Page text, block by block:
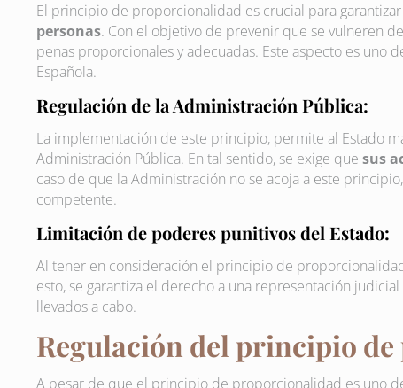
El principio de proporcionalidad es crucial para
personas. Con el objetivo de prevenir que se vulneren
penas proporcionales y adecuadas. Este aspecto es uno
Española.
Regulación de la Administración Pública:
La implementación de este principio, permite al Estado
Administración Pública. En tal sentido, se exige que sus
caso de que la Administración no se acoja a este
competente.
Limitación de poderes punitivos del Estado:
Al tener en consideración el principio de
esto, se garantiza el derecho a una representación
llevados a cabo.
Regulación del principio
A pesar de que el principio de proporcionalidad es uno